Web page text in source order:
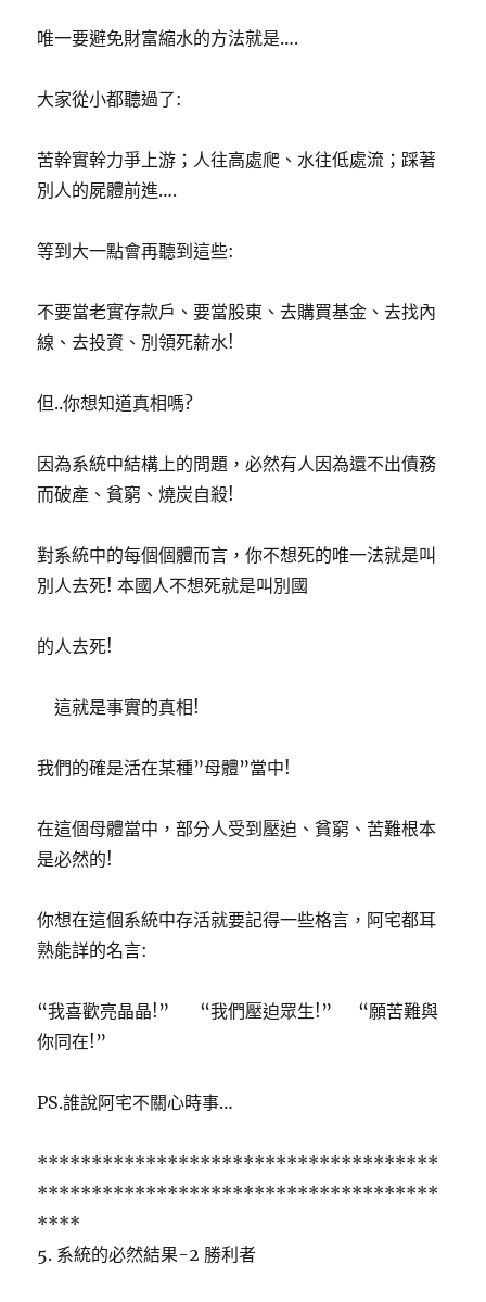
唯一要避免財富縮水的方法就是….
大家從小都聽過了:
苦幹實幹力爭上游；人往高處爬、水往低處流；踩著
別人的屍體前進….
等到大一點會再聽到這些:
不要當老實存款戶、要當股東、去購買基金、去找內
線、去投資、別領死薪水!
但..你想知道真相嗎?
因為系統中結構上的問題，必然有人因為還不出債務
而破產、貧窮、燒炭自殺!
對系統中的每個個體而言，你不想死的唯一法就是叫
別人去死! 本國人不想死就是叫別國
的人去死!
這就是事實的真相!
我們的確是活在某種”母體”當中!
在這個母體當中，部分人受到壓迫、貧窮、苦難根本
是必然的!
你想在這個系統中存活就要記得一些格言，阿宅都耳
熟能詳的名言:
“我喜歡亮晶晶!” “我們壓迫眾生!” “願苦難與
你同在!”
PS.誰說阿宅不關心時事…
*************************************
*************************************
****
5. 系統的必然結果-2 勝利者